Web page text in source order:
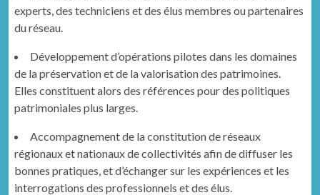
experts, des tech­ni­ciens et des élus mem­bres ou parte­naires
du réseau.
Développe­ment d’opérations pilotes dans les domaines
de la préser­va­tion et de la val­ori­sa­tion des pat­ri­moines.
Elles con­stituent alors des références pour des poli­tiques
pat­ri­mo­ni­ales plus larges.
Accom­pa­g­ne­ment de la con­sti­tu­tion de réseaux
régionaux et nationaux de col­lec­tiv­ités afin de dif­fuser les
bonnes pra­tiques, et d’échanger sur les expéri­ences et les
inter­ro­ga­tions des pro­fes­sion­nels et des élus.